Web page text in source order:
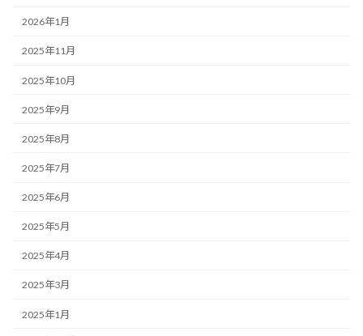
2026年1月
2025年11月
2025年10月
2025年9月
2025年8月
2025年7月
2025年6月
2025年5月
2025年4月
2025年3月
2025年1月